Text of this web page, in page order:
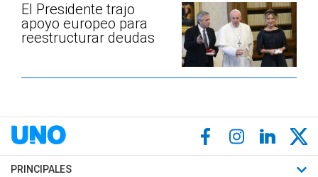
El Presidente trajo
apoyo europeo para
reestructurar deudas
PRINCIPALES